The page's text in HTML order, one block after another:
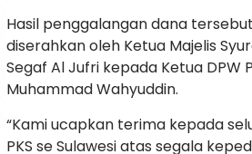
Hasil penggalangan dana
diserahkan oleh Ketua Majelis
Segaf Al Jufri kepada Ketua DPW
Muhammad Wahyuddin.
“Kami ucapkan terima kepada
PKS se Sulawesi atas segala